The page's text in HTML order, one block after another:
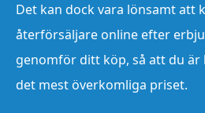
Det kan dock vara lönsamt att
återförsäljare online efter
genomför ditt köp, så att du är
det mest överkomliga priset.